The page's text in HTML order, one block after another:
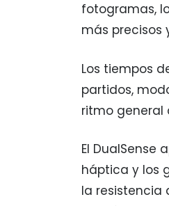
fotogramas,
más precisos
Los tiempos
partidos,
ritmo general
El DualSense
háptica y los
la resistencia